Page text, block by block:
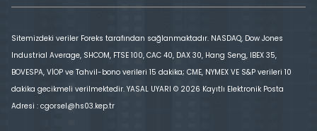
Sitemizdeki veriler Foreks tarafından sağlanmaktadır. NASDAQ, Dow Jones
Industrial Average, SHCOM, FTSE 100, CAC 40, DAX 30, Hang Seng, IBEX 35,
BOVESPA, VİOP ve Tahvil-bono verileri 15 dakika; CME, NYMEX VE S&P verileri 10
dakika gecikmeli verilmektedir. YASAL UYARI © 2026 Kayıtlı Elektronik Posta
Adresi : cgorsel@hs03.kep.tr